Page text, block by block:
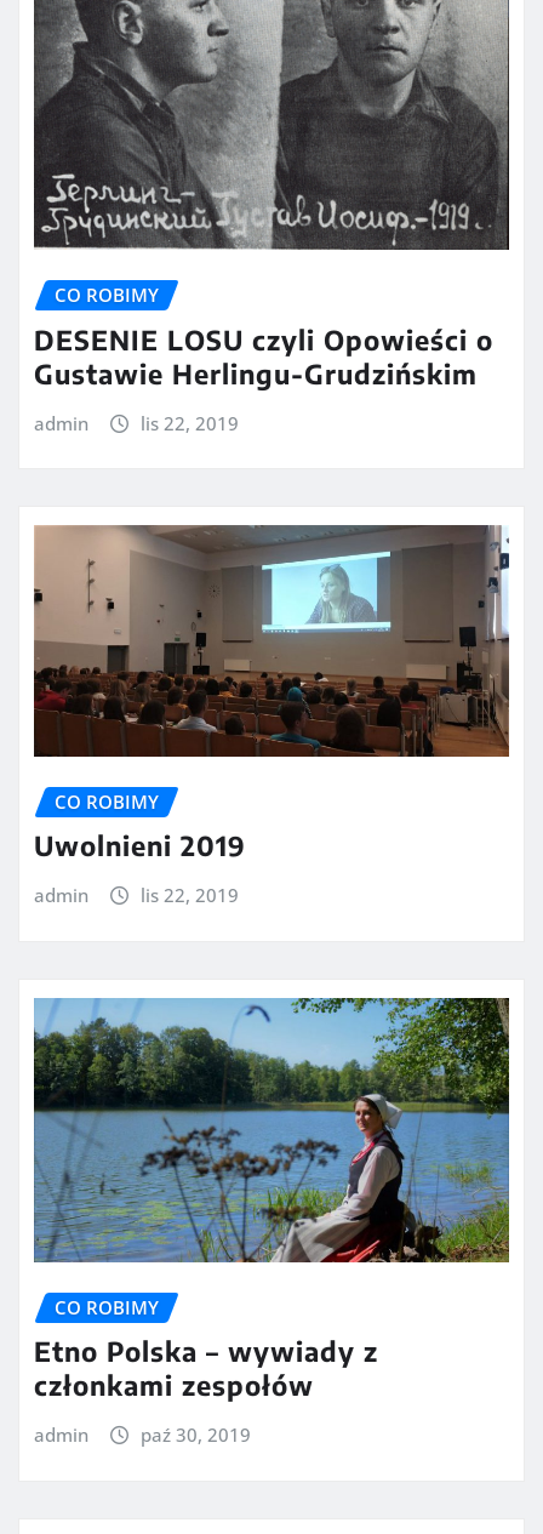
CO ROBIMY
DESENIE LOSU czyli Opowieści o
Gustawie Herlingu-Grudzińskim
admin lis 22, 2019
CO ROBIMY
Uwolnieni 2019
admin lis 22, 2019
CO ROBIMY
Etno Polska – wywiady z
członkami zespołów
admin paź 30, 2019